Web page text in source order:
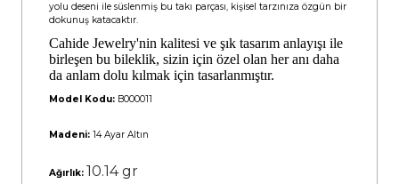
yolu deseni ile süslenmiş bu takı parçası, kişisel tarzınıza özgün bir
dokunuş katacaktır.
Cahide Jewelry'nin kalitesi ve şık tasarım anlayışı ile
birleşen bu bileklik, sizin için özel olan her anı daha
da anlam dolu kılmak için tasarlanmıştır.
Model Kodu: B000011
Madeni: 14 Ayar Altın
Ağırlık: 10.14 gr